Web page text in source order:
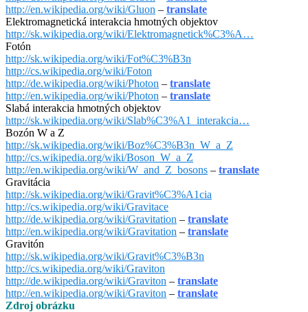
http://en.wikipedia.org/wiki/Gluon – translate
Elektromagnetická interakcia hmotných objektov
http://sk.wikipedia.org/wiki/Elektromagnetick%C3%A…
Fotón
http://sk.wikipedia.org/wiki/Fot%C3%B3n
http://cs.wikipedia.org/wiki/Foton
http://de.wikipedia.org/wiki/Photon – translate
http://en.wikipedia.org/wiki/Photon – translate
Slabá interakcia hmotných objektov
http://sk.wikipedia.org/wiki/Slab%C3%A1_interakcia…
Bozón W a Z
http://sk.wikipedia.org/wiki/Boz%C3%B3n_W_a_Z
http://cs.wikipedia.org/wiki/Boson_W_a_Z
http://en.wikipedia.org/wiki/W_and_Z_bosons – translate
Gravitácia
http://sk.wikipedia.org/wiki/Gravit%C3%A1cia
http://cs.wikipedia.org/wiki/Gravitace
http://de.wikipedia.org/wiki/Gravitation – translate
http://en.wikipedia.org/wiki/Gravitation – translate
Gravitón
http://sk.wikipedia.org/wiki/Gravit%C3%B3n
http://cs.wikipedia.org/wiki/Graviton
http://de.wikipedia.org/wiki/Graviton – translate
http://en.wikipedia.org/wiki/Graviton – translate
Zdroj obrázku